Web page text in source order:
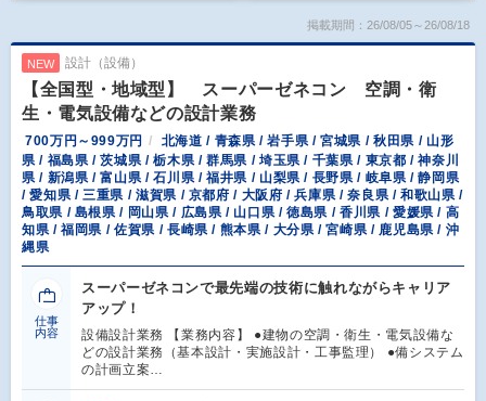
掲載期間：26/08/05～26/08/18
NEW 設計（設備）
【全国型・地域型】 スーパーゼネコン 空調・衛
生・電気設備などの設計業務
700万円～999万円
北海道 / 青森県 / 岩手県 / 宮城県 / 秋田県 / 山形
県 / 福島県 / 茨城県 / 栃木県 / 群馬県 / 埼玉県 / 千葉県 / 東京都 / 神奈川
県 / 新潟県 / 富山県 / 石川県 / 福井県 / 山梨県 / 長野県 / 岐阜県 / 静岡県
/ 愛知県 / 三重県 / 滋賀県 / 京都府 / 大阪府 / 兵庫県 / 奈良県 / 和歌山県 /
鳥取県 / 島根県 / 岡山県 / 広島県 / 山口県 / 徳島県 / 香川県 / 愛媛県 / 高
知県 / 福岡県 / 佐賀県 / 長崎県 / 熊本県 / 大分県 / 宮崎県 / 鹿児島県 / 沖
縄県
仕事
内容
スーパーゼネコンで最先端の技術に触れながらキャリア
アップ！
設備設計業務 【業務内容】 ●建物の空調・衛生・電気設備な
どの設計業務（基本設計・実施設計・工事監理） ●備システム
の計画立案…